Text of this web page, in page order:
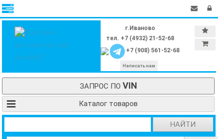
г.Иваново
тел. +7 (4932) 21-52-68
+7 (908) 561-52-68
Написать нам
ЗАПРОС ПО VIN
Каталог товаров
НАЙТИ